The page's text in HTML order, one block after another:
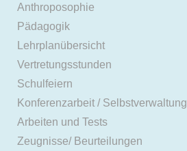
Anthroposophie
Pädagogik
Lehrplanübersicht
Vertretungsstunden
Schulfeiern
Konferenzarbeit / Selbstverwaltung
Arbeiten und Tests
Zeugnisse/ Beurteilungen